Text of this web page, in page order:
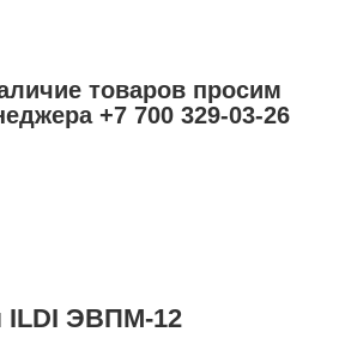
товаров просим
+7 700 329-03-26
ILDI ЭВПМ-12